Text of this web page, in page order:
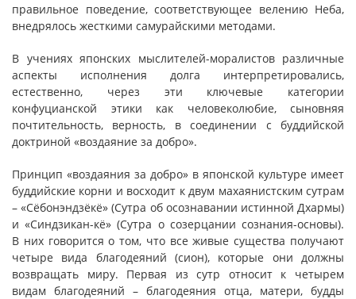
правильное поведение, соответствующее велению Неба,
внедрялось жесткими самурайскими методами.
В учениях японских мыслителей-моралистов различные
аспекты исполнения долга интерпретировались,
естественно, через эти ключевые категории
конфуцианской этики как человеколюбие, сыновняя
почтительность, верность, в соединении с буддийской
доктриной «воздаяние за добро».
Принцип «воздаяния за добро» в японской культуре имеет
буддийские корни и восходит к двум махаянистским сутрам
– «Сёбонэндзёкё» (Сутра об осознавании истинной Дхармы)
и «Синдзикан-кё» (Сутра о созерцании сознания-основы).
В них говорится о том, что все живые существа получают
четыре вида благодеяний (сион), которые они должны
возвращать миру. Первая из сутр относит к четырем
видам благодеяний – благодеяния отца, матери, будды